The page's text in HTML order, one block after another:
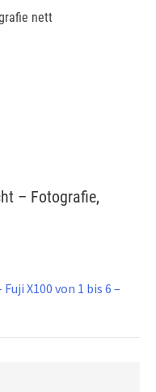
nett
– Fotografie,
X100 von 1 bis 6 –